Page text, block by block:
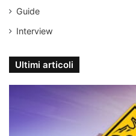
Guide
Interview
Ultimi articoli